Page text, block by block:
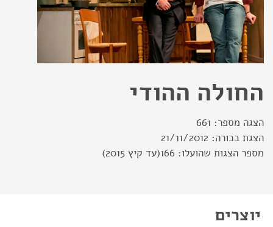
החולה ההודי
הצגה מספר: 661
הצגת בכורה: 21/11/2012
מספר הצגות שהועלו: 166(עד קיץ 2015)
יוצרים